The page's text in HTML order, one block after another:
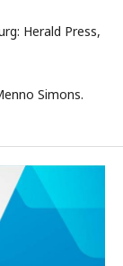
Herald Press,
Simons.